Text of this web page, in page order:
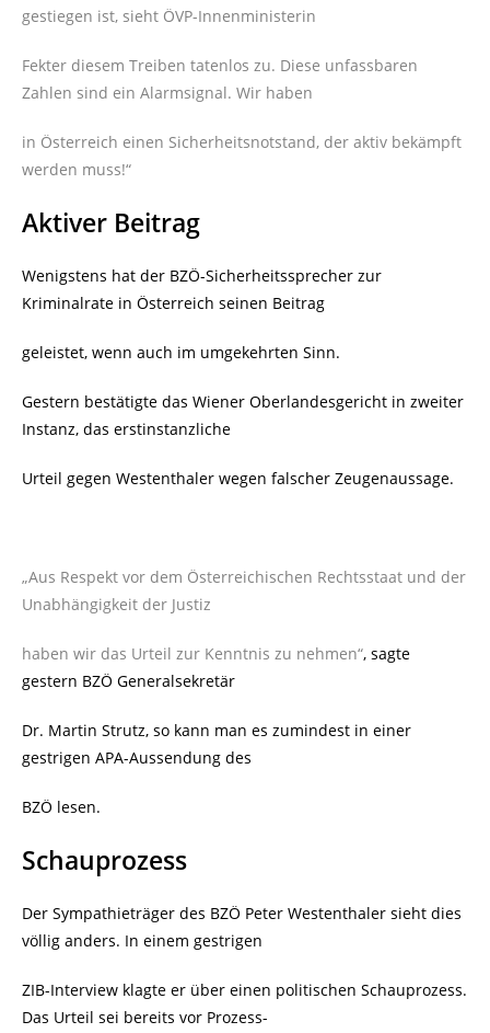
gestiegen ist, sieht ÖVP-Innenministerin
Fekter diesem Treiben tatenlos zu. Diese unfassbaren
Zahlen sind ein Alarmsignal. Wir haben
in Österreich einen Sicherheitsnotstand, der aktiv bekämpft
werden muss!“
Aktiver Beitrag
Wenigstens hat der BZÖ-Sicherheitssprecher zur
Kriminalrate in Österreich seinen Beitrag
geleistet, wenn auch im umgekehrten Sinn.
Gestern bestätigte das Wiener Oberlandesgericht in zweiter
Instanz, das erstinstanzliche
Urteil gegen Westenthaler wegen falscher Zeugenaussage.
„Aus Respekt vor dem Österreichischen Rechtsstaat und der
Unabhängigkeit der Justiz
haben wir das Urteil zur Kenntnis zu nehmen“, sagte
gestern BZÖ Generalsekretär
Dr. Martin Strutz, so kann man es zumindest in einer
gestrigen APA-Aussendung des
BZÖ lesen.
Schauprozess
Der Sympathieträger des BZÖ Peter Westenthaler sieht dies
völlig anders. In einem gestrigen
ZIB-Interview klagte er über einen politischen Schauprozess.
Das Urteil sei bereits vor Prozess-